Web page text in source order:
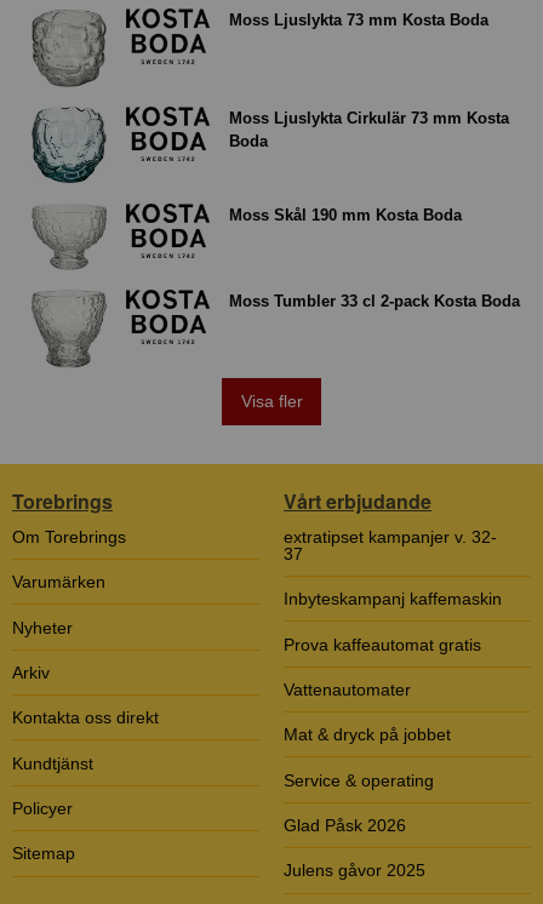
Moss Ljuslykta 73 mm Kosta Boda
Moss Ljuslykta Cirkulär 73 mm Kosta
Boda
Moss Skål 190 mm Kosta Boda
Moss Tumbler 33 cl 2-pack Kosta Boda
Visa fler
Torebrings
Om Torebrings
Varumärken
Nyheter
Arkiv
Kontakta oss direkt
Kundtjänst
Policyer
Sitemap
Vårt erbjudande
extratipset kampanjer v. 32-
37
Inbyteskampanj kaffemaskin
Prova kaffeautomat gratis
Vattenautomater
Mat & dryck på jobbet
Service & operating
Glad Påsk 2026
Julens gåvor 2025